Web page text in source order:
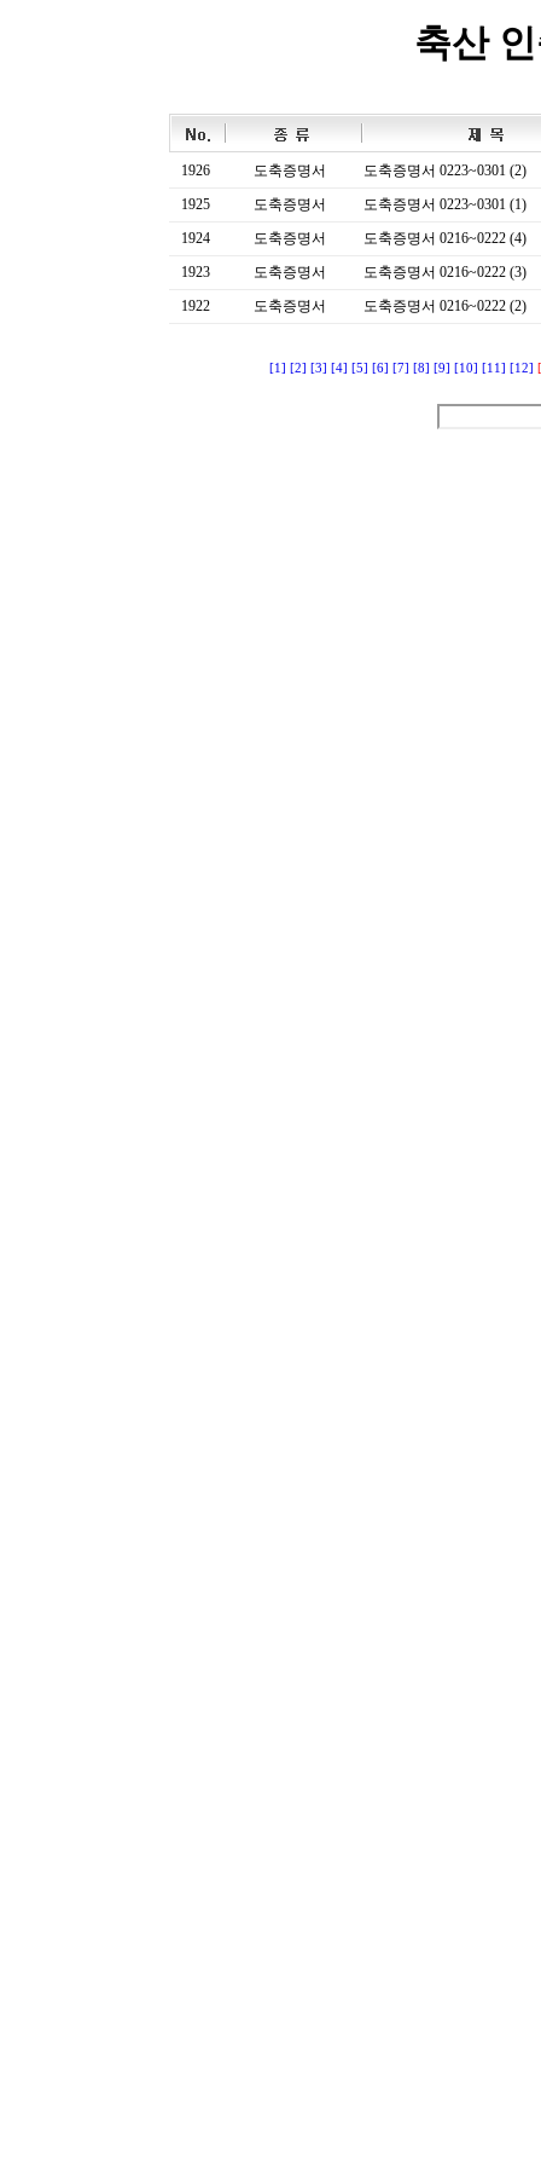
축산
1926 도축증명서
도축증명서 0223~0301 (2)
1925
도축증명서
도축증명서 0223~0301 (1)
1924
도축증명서
도축증명서 0216~0222 (4)
1923
도축증명서
도축증명서 0216~0222 (3)
1922
도축증명서 도축증명서 0216~0222 (2)
[1] [2] [3] [4] [5] [6] [7] [8] [9] [10] [11] [12]